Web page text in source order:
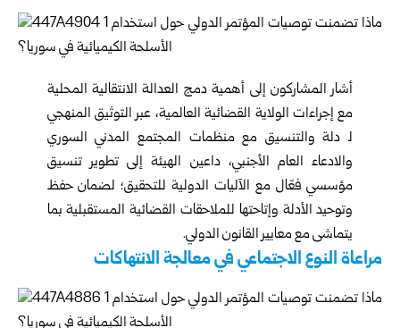
أشار المشاركون إلى أهمية دمج العدالة الانتقالية المحلية
مع إجراءات الولاية القضائية العالمية، عبر اﻟﺘﻮﺛﻴﻖ اﻟﻤﻨﻬﺠﻲ
ﻟﻸدﻟﺔ واﻟﺘﻨﺴﻴﻖ ﻣﻊ ﻣﻨﻈﻤﺎت اﻟﻤﺠﺘﻤﻊ اﻟﻤﺪﻧﻲ اﻟﺴﻮري
والادعاء العام الأجنبي، داعين الهيئة إلى تطوير تنسيق
مؤسسي فعّال مع الآليات الدولية للتحقيق؛ لضمان حفظ
وتوحيد الأدلة وإتاحتها للملاحقات القضائية المستقبلية ﺑﻤﺎ
ﻳﺘﻤﺎﺷﻰ ﻣﻊ ﻣﻌﺎﻳﻴﺮ اﻟﻘﺎﻧﻮن اﻟﺪوﻟﻲ.
مراعاة النوع الاجتماعي في معالجة الانتهاكات